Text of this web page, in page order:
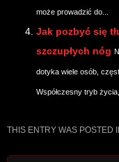
może prowadzić do...
Jak pozbyć się
szczupłych nóg
dotyka wiele osób,
Współczesny tryb życia,
THIS ENTRY WAS POSTED